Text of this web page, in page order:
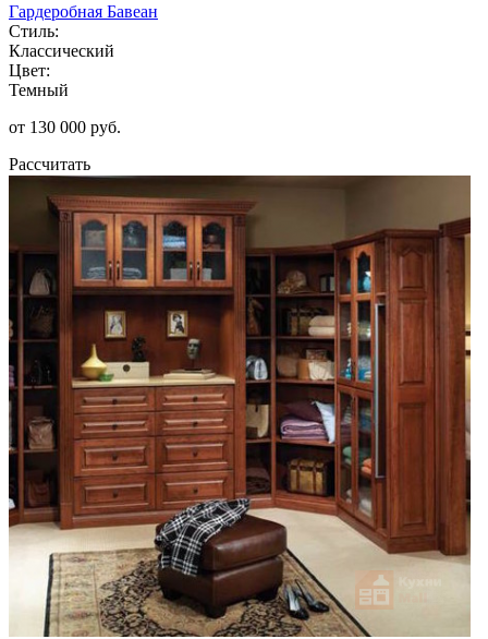
Гардеробная Бавеан
Стиль:
Классический
Цвет:
Темный
от 130 000 руб.
Рассчитать